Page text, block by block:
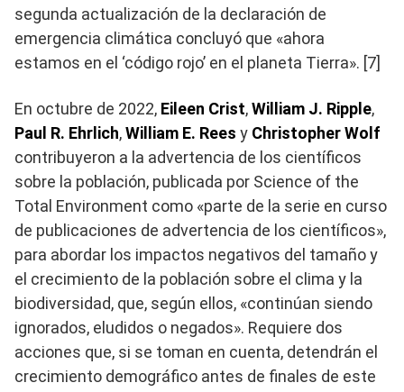
segunda actualización de la declaración de
emergencia climática concluyó que «ahora
estamos en el ‘código rojo’ en el planeta Tierra». [7]
En octubre de 2022, Eileen Crist,William J. Ripple,
Paul R. Ehrlich,William E. Rees y Christopher Wolf
contribuyeron a la advertencia de los científicos
sobre la población, publicada por Science of the
Total Environment como «parte de la serie en curso
de publicaciones de advertencia de los científicos»,
para abordar los impactos negativos del tamaño y
el crecimiento de la población sobre el clima y la
biodiversidad, que, según ellos, «continúan siendo
ignorados, eludidos o negados». Requiere dos
acciones que, si se toman en cuenta, detendrán el
crecimiento demográfico antes de finales de este